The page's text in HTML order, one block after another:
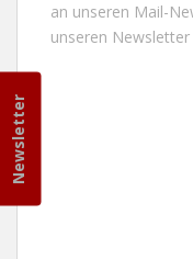
Newsletter
an unseren Mail-
unseren